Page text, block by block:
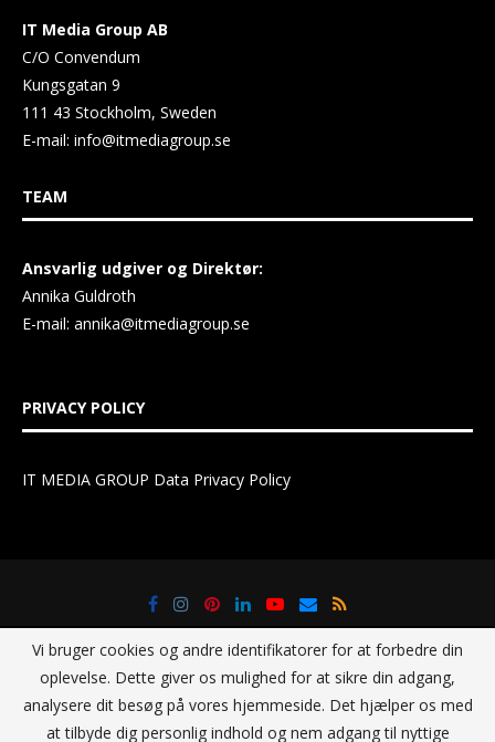
IT Media Group AB
C/O Convendum
Kungsgatan 9
111 43 Stockholm, Sweden
E-mail: info@itmediagroup.se
TEAM
Ansvarlig udgiver og Direktør:
Annika Guldroth
E-mail: annika@itmediagroup.se
PRIVACY POLICY
IT MEDIA GROUP Data Privacy Policy
Vi bruger cookies og andre identifikatorer for at forbedre din
oplevelse. Dette giver os mulighed for at sikre din adgang,
analysere dit besøg på vores hjemmeside. Det hjælper os med
at tilbyde dig personlig indhold og nem adgang til nyttige